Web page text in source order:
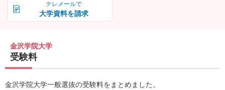
テレメールで
大学資料を請求
金沢学院大学
受験料
金沢学院大学一般選抜の受験料をまとめました。